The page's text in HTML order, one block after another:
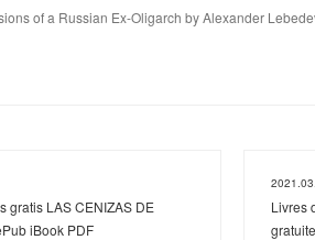
of a Russian Ex-Oligarch by Alexander
gratis LAS CENIZAS DE
iBook PDF
Livres